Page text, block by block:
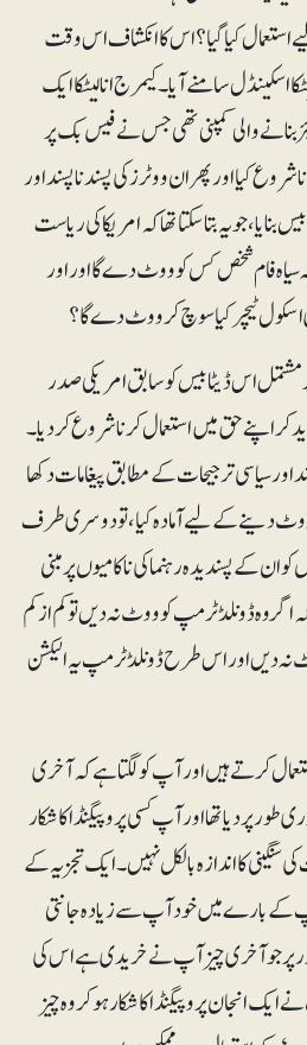
استعمال کیا گیا؟ اس کا انکشاف اس وقت
انالیٹکا اسکینڈل سامنے آیا۔ کیمرج انالیٹکا ایک
بنانے والی کمپنی تھی جس نے فیس بک پر
شروع کیا اور پھر ان ووٹرز کی پسند ناپسند اور
جو یہ بتاسکتا تھا کہ امریکا کی ریاست
سیاہ فام شخص کس کو ووٹ دے گا اور اور
ٹیچر کیا سوچ کر ووٹ دے گا؟
اس ڈیٹابیس کو سابق امریکی صدر
اپنے حق میں استعمال کرنا شروع کردیا۔
اور سیاسی ترجیحات کے مطابق پیغامات دکھا
دینے کے لیے آمادہ کیا، تو دوسری طرف
ان کے پسندیدہ رہنما کی ناکامیوں پر مبنی
اگر وہ ڈونلڈ ٹرمپ کو ووٹ نہ دیں تو کم از کم
دیں اور اس طرح ڈونلڈ ٹرمپ یہ الیکشن
کرتے ہیں اور آپ کو لگتا ہے کہ آخری
پر دیا تھا اور آپ کسی پروپیگنڈا کا شکار
کا اندازہ بالکل نہیں ۔ ایک تجزیہ کے
کے بارے میں خود آپ سے زیادہ جانتی
پر جو آخری چیز آپ نے خریدی ہے اس کی
انجان پروپیگنڈا کا شکار ہوکر وہ چیز